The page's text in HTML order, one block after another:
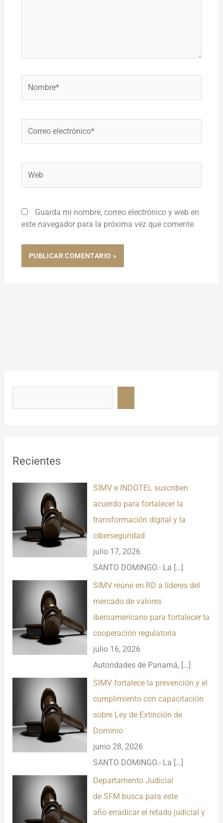
electrónico*
Guarda mi nombre, correo electrónico y web en
este navegador para la próxima vez que comente.
s
rRecientes
SIMV e INDOTEL suscriben
acuerdo para fortalecer la
transformación digital y la
ciberseguridad
julio 17, 2026
SANTO DOMINGO.- La […]
SIMV reúne en RD a líderes del
mercado de valores
iberoamericano para fortalecer la
cooperación regulatoria
julio 16, 2026
Autoridades de Panamá, […]
SIMV fortalece la prevención y el
cumplimiento con capacitación
sobre Ley de Extinción de
Dominio
junio 28, 2026
SANTO DOMINGO.- La […]
Departamento Judicial
de SFM busca para este
año erradicar el retado judicial y